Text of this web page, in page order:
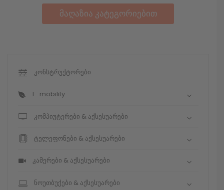
მაღაზია კატეგორიებით
კონსტრუქტორები
E-mobility
კომპიუტერები & აქსესუარები
ტელეფონები & აქსესუარები
კამერები & აქსესუარები
ნოუთბუქები & აქსესუარები